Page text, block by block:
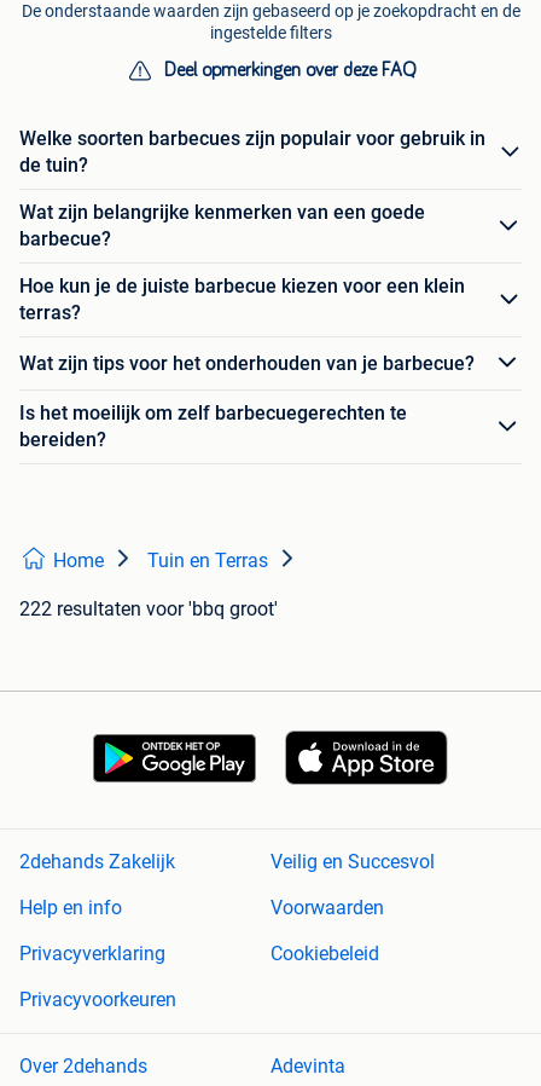
De onderstaande waarden zijn gebaseerd op je zoekopdracht en de
ingestelde filters
Deel opmerkingen over deze FAQ
Welke soorten barbecues zijn populair voor gebruik in
de tuin?
Wat zijn belangrijke kenmerken van een goede
barbecue?
Hoe kun je de juiste barbecue kiezen voor een klein
terras?
Wat zijn tips voor het onderhouden van je barbecue?
Is het moeilijk om zelf barbecuegerechten te
bereiden?
Home Tuin en Terras
222 resultaten voor 'bbq groot'
2dehands Zakelijk
Veilig en Succesvol
Help en info
Voorwaarden
Privacyverklaring
Cookiebeleid
Privacyvoorkeuren
Over 2dehands Adevinta